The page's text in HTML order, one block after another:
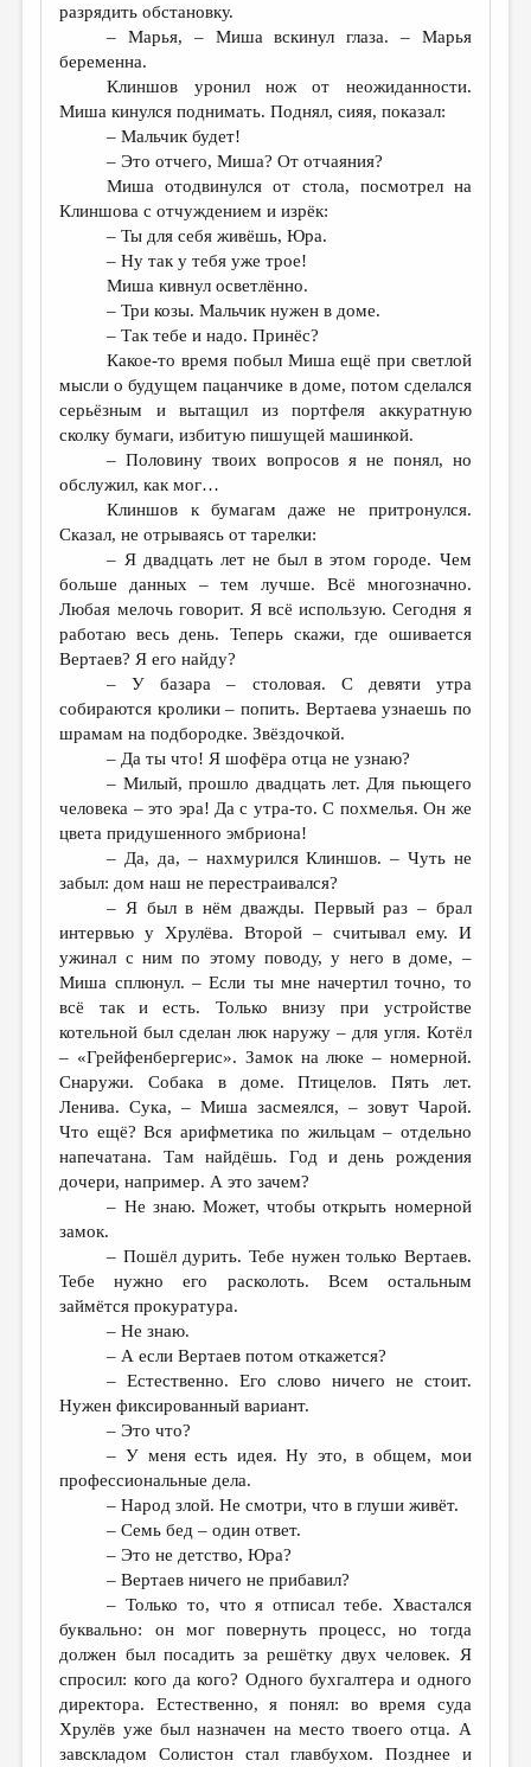
разрядить обстановку.
– Марья, – Миша вскинул глаза. – Марья
беременна.
Клиншов уронил нож от неожиданности.
Миша кинулся поднимать. Поднял, сияя, показал:
– Мальчик будет!
– Это отчего, Миша? От отчаяния?
Миша отодвинулся от стола, посмотрел на
Клиншова с отчуждением и изрёк:
– Ты для себя живёшь, Юра.
– Ну так у тебя уже трое!
Миша кивнул осветлённо.
– Три козы. Мальчик нужен в доме.
– Так тебе и надо. Принёс?
Какое-то время побыл Миша ещё при светлой
мысли о будущем пацанчике в доме, потом сделался
серьёзным и вытащил из портфеля аккуратную
сколку бумаги, избитую пишущей машинкой.
– Половину твоих вопросов я не понял, но
обслужил, как мог…
Клиншов к бумагам даже не притронулся.
Сказал, не отрываясь от тарелки:
– Я двадцать лет не был в этом городе. Чем
больше данных – тем лучше. Всё многозначно.
Любая мелочь говорит. Я всё использую. Сегодня я
работаю весь день. Теперь скажи, где ошивается
Вертаев? Я его найду?
– У базара – столовая. С девяти утра
собираются кролики – попить. Вертаева узнаешь по
шрамам на подбородке. Звёздочкой.
– Да ты что! Я шофёра отца не узнаю?
– Милый, прошло двадцать лет. Для пьющего
человека – это эра! Да с утра-то. С похмелья. Он же
цвета придушенного эмбриона!
– Да, да, – нахмурился Клиншов. – Чуть не
забыл: дом наш не перестраивался?
– Я был в нём дважды. Первый раз – брал
интервью у Хрулёва. Второй – считывал ему. И
ужинал с ним по этому поводу, у него в доме, –
Миша сплюнул. – Если ты мне начертил точно, то
всё так и есть. Только внизу при устройстве
котельной был сделан люк наружу – для угля. Котёл
– «Грейфенбергерис». Замок на люке – номерной.
Снаружи. Собака в доме. Птицелов. Пять лет.
Ленива. Сука, – Миша засмеялся, – зовут Чарой.
Что ещё? Вся арифметика по жильцам – отдельно
напечатана. Там найдёшь. Год и день рождения
дочери, например. А это зачем?
– Не знаю. Может, чтобы открыть номерной
замок.
– Пошёл дурить. Тебе нужен только Вертаев.
Тебе нужно его расколоть. Всем остальным
займётся прокуратура.
– Не знаю.
– А если Вертаев потом откажется?
– Естественно. Его слово ничего не стоит.
Нужен фиксированный вариант.
– Это что?
– У меня есть идея. Ну это, в общем, мои
профессиональные дела.
– Народ злой. Не смотри, что в глуши живёт.
– Семь бед – один ответ.
– Это не детство, Юра?
– Вертаев ничего не прибавил?
– Только то, что я отписал тебе. Хвастался
буквально: он мог повернуть процесс, но тогда
должен был посадить за решётку двух человек. Я
спросил: кого да кого? Одного бухгалтера и одного
директора. Естественно, я понял: во время суда
Хрулёв уже был назначен на место твоего отца. А
завскладом Солистон стал главбухом. Позднее и